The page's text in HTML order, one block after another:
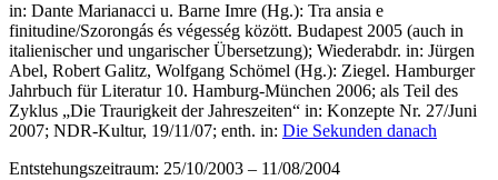
in: Dante Marianacci u. Barne Imre (Hg.): Tra ansia e
finitudine/Szorongás és végesség között. Budapest 2005 (auch in
italienischer und ungarischer Übersetzung); Wiederabdr. in: Jürgen
Abel, Robert Galitz, Wolfgang Schömel (Hg.): Ziegel. Hamburger
Jahrbuch für Literatur 10. Hamburg-München 2006; als Teil des
Zyklus „Die Traurigkeit der Jahreszeiten“ in: Konzepte Nr. 27/Juni
2007; NDR-Kultur, 19/11/07; enth. in: Die Sekunden danach
Entstehungszeitraum: 25/10/2003 – 11/08/2004